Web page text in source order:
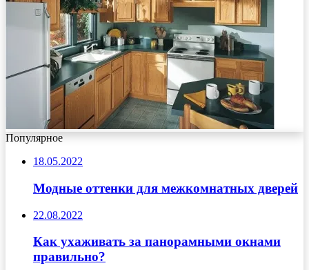
Популярное
18.05.2022
Модные оттенки для межкомнатных дверей
22.08.2022
Как ухаживать за панорамными окнами
правильно?